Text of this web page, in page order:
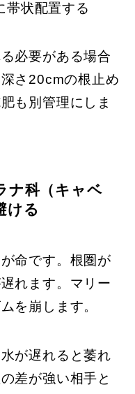
帯状配置する
必要がある場合
さ20cmの根止め
も別管理にしま
ナ科（キャベ
ける
命です。根圏が
れます。マリー
を崩します。
が遅れると萎れ
差が強い相手と